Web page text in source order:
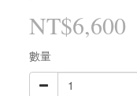
NT$6,600
數量